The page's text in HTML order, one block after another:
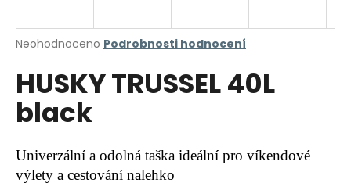
Průměrné
produktu
je
0,0
hvězdiček.
Neohodnoceno Podrobnosti hodnocení
HUSKY TRUSSEL 40L
black
Univerzální a odolná taška ideální pro víkendové
výlety a cestování nalehko
j
t
?
HLEDAT